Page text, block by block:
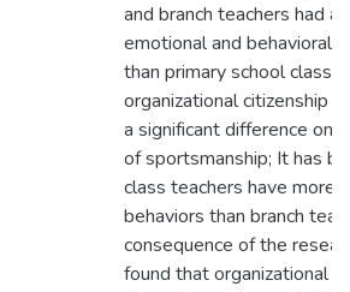
and branch teachers had a
emotional and behavioral
than primary school class
organizational citizenship
a significant difference
of sportsmanship; It has
class teachers have more
behaviors than branch
consequence of the
found that organizational